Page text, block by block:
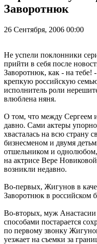
Заворотнюк
26 Сентября, 2006 00:00
Не успели поклонники
прийти в себя после
Заворотнюк, как - на тебе!
крепкую российскую
исполнитель роли
влюблена няня.
О том, что между Сергеем
давно. Сами актеры
хвасталась на всю страну
бизнесменом и двумя
отшельником и
на актрисе Вере
возникли недавно.
Во-первых, Жигунов в
Заворотнюк в российском
Во-вторых, муж Анастасии
способами постарается
по первому звонку
уезжает на съемки за